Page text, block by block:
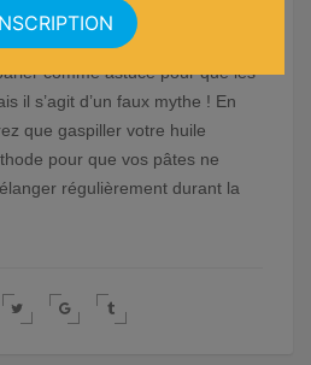
comme astuce pour que les
il s’agit d’un faux mythe ! En
que gaspiller votre huile
pour que vos pâtes ne
régulièrement durant la